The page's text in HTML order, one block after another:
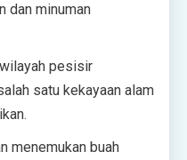
dan minuman
pesisir
satu kekayaan alam
menemukan buah